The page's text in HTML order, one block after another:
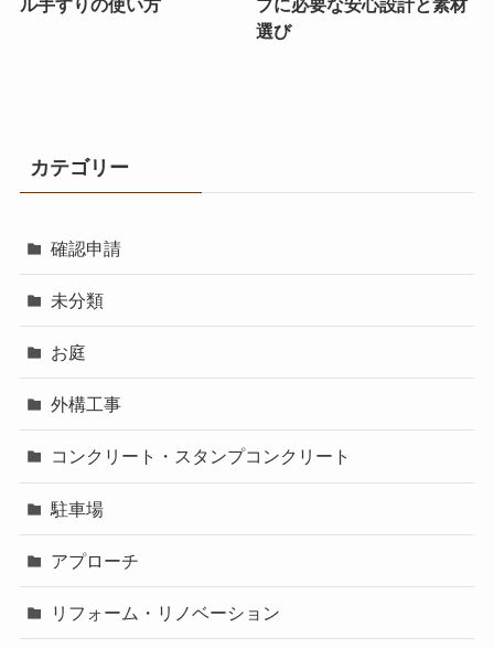
ル手すりの使い方
プに必要な安心設計と素材
選び
カテゴリー
確認申請
未分類
お庭
外構工事
コンクリート・スタンプコンクリート
駐車場
アプローチ
リフォーム・リノベーション